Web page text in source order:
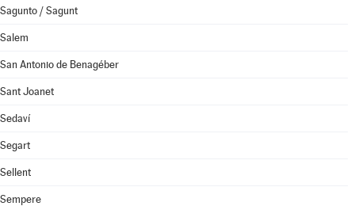
Sagunto / Sagunt
Salem
San Antonio de Benagéber
Sant Joanet
Sedaví
Segart
Sellent
Sempere